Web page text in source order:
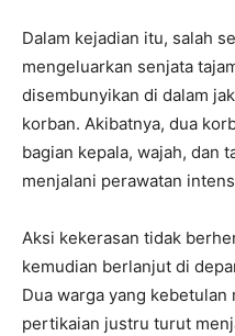
Dalam kejadian itu, salah
mengeluarkan senjata
disembunyikan di dalam
korban. Akibatnya, dua
bagian kepala, wajah, dan
menjalani perawatan
Aksi kekerasan tidak
kemudian berlanjut di
Dua warga yang
pertikaian justru turut